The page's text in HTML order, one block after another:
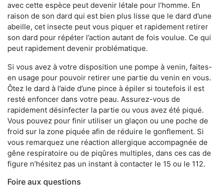
avec cette espèce peut devenir létale pour l’homme. En
raison de son dard qui est bien plus lisse que le dard d’une
abeille, cet insecte peut vous piquer et rapidement retirer
son dard pour répéter l’action autant de fois voulue. Ce qui
peut rapidement devenir problématique.
Si vous avez à votre disposition une pompe à venin, faites-
en usage pour pouvoir retirer une partie du venin en vous.
Ôtez le dard à l’aide d’une pince à épiler si toutefois il est
resté enfoncer dans votre peau. Assurez-vous de
rapidement désinfecter la partie ou vous avez été piqué.
Vous pouvez pour finir utiliser un glaçon ou une poche de
froid sur la zone piquée afin de réduire le gonflement. Si
vous remarquez une réaction allergique accompagnée de
gêne respiratoire ou de piqûres multiples, dans ces cas de
figure n’hésitez pas un instant à contacter le 15 ou le 112.
Foire aux questions